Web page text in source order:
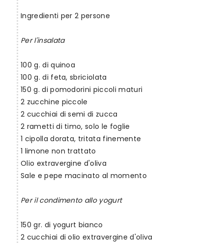
Ingredienti per 2 persone
Per l'insalata
100 g. di quinoa
100 g. di feta, sbriciolata
150 g. di pomodorini piccoli maturi
2 zucchine piccole
2 cucchiai di semi di zucca
2 rametti di timo, solo le foglie
1 cipolla dorata, tritata finemente
1 limone non trattato
Olio extravergine d'oliva
Sale e pepe macinato al momento
Per il condimento allo yogurt
150 gr. di yogurt bianco
2 cucchiai di olio extravergine d'oliva